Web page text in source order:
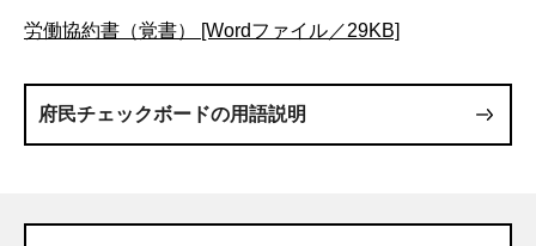
労働協約書（覚書） [Wordファイル／29KB]
府民チェックボードの用語説明